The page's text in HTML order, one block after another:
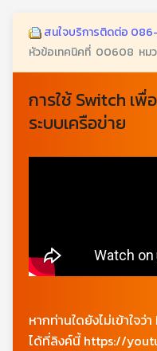
สนใจบริการติดต่อ
หัวข้อเทคนิคที่ 00608 หม
การใช้ Switch เ
ระบบเครือข่าย
หากท่านใดยังไม่เข้าใจว่
ได้ที่ลิงค์นี้ https://